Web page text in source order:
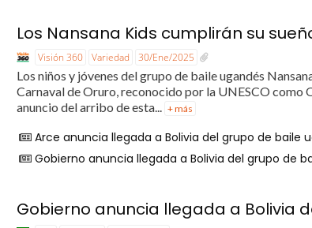
Los Nansana Kids cumplirán su
Visión 360 Variedad 30/Ene/2025
Los niños y jóvenes del grupo de baile ugandés
Carnaval de Oruro, reconocido por la UNESCO
anuncio del arribo de esta... + más
Arce anuncia llegada a Bolivia del grupo de baile
Gobierno anuncia llegada a Bolivia del grupo de
Gobierno anuncia llegada a Bolivia